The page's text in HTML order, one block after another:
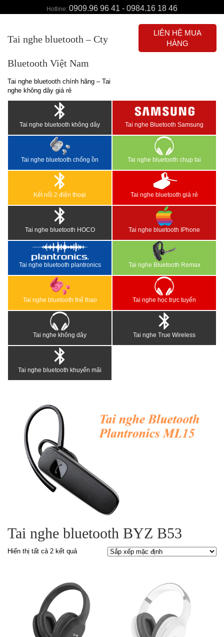
Hotline: 0909.96 96 41 - 0984.16 18 46
Tai nghe bluetooth – Cty
Bluetooth Việt Nam
Tai nghe bluetooth chính hãng – Tai
nghe không dây giá rẻ
LIÊN HỆ MUA
HÀNG
Tai nghe bluetooth không dây Tai nghe Bluetooth Samsung
Tai nghe bluetooth chống ồn Tai nghe bluetooth chụp tai
Kết nối 2 điện thoại Tai nghe bluetooth giá rẻ
Tai nghe bluetooth HOCO Tai nghe bluetooth IPhone
Tai nghe bluetooth plantronics Tai nghe Bluetooth Remax
Tai nghe bluetooth thể thao Tai nghe học trực tuyến
Tai nghe không dây Tai nghe True Wireless
Tai nghe bluetooth khuyến mãi
Tai nghe bluetooth BYZ B53
Hiển thị tất cả 2 kết quả